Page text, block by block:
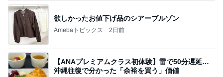
欲しかったお値下げ品のシアーブルゾン
Amebaトピックス 2日前
【ANAプレミアムクラス初体験】雷で50分遅延…
沖縄往復で分かった「余裕を買う」価値